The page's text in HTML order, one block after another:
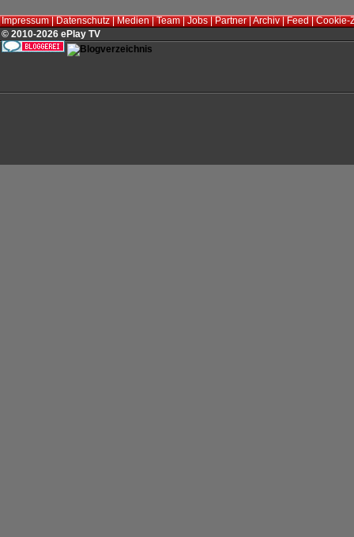
Impressum|Datenschutz|Medien|Team|Jobs|Partner|Archiv|Feed|Cookie-
© 2010-2026 ePlay TV